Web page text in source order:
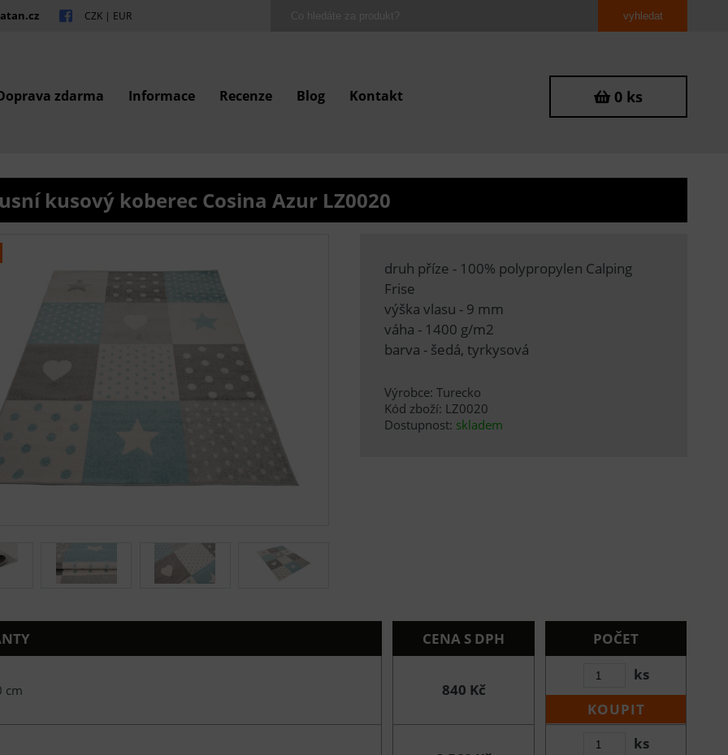
CZK | EUR
zdarma Informace Recenze Blog Kontakt 0 ks
kusový koberec Cosina Azur LZ0020
druh příze - 100% polypropylen Calping
Frise
výška vlasu - 9 mm
váha - 1400 g/m2
barva - šedá, tyrkysová
Výrobce: Turecko
Kód zboží: LZ0020
Dostupnost: skladem
CENA S DPH POČET
cm 840 Kč
ks
KOUPIT
ks